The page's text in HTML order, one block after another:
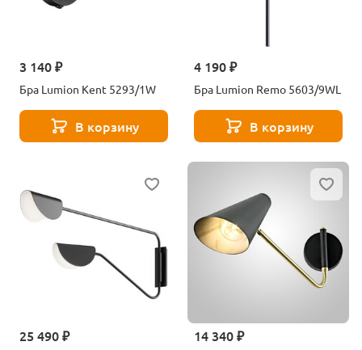
3 140 ₽
Бра Lumion Kent 5293/1W
В корзину
4 190 ₽
Бра Lumion Remo 5603/9WL
В корзину
25 490 ₽ 14 340 ₽